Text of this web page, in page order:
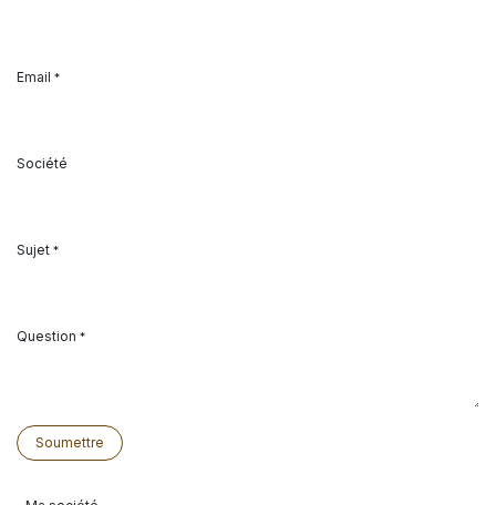
Email *
Société
Sujet *
Question *
Soumettre